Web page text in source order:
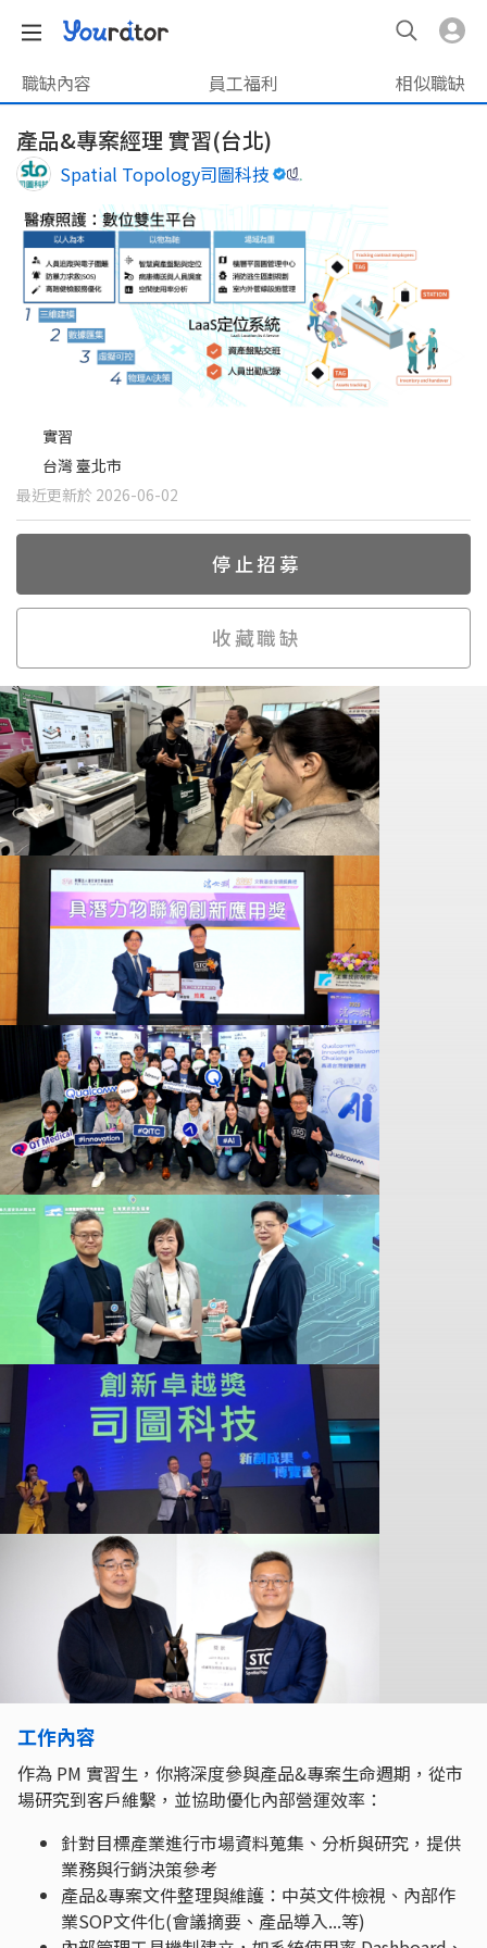
職缺內容 員工福利 相似職缺
產品&專案經理 實習(台北)
Spatial Topology司圖科技
實習
台灣 臺北市
最近更新於 2026-06-02
停止招募
收藏職缺
工作內容
作為 PM 實習生，你將深度參與產品&專案生命週期，從市
場研究到客戶維繫，並協助優化內部營運效率：
針對目標產業進行市場資料蒐集、分析與研究，提供
業務與行銷決策參考
產品&專案文件整理與維護：中英文件檢視、內部作
業SOP文件化(會議摘要、產品導入...等)